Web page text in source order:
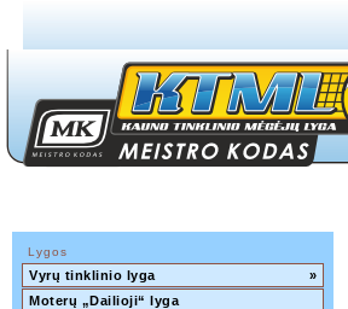
Lygos
Vyrų tinklinio lyga
»
Moterų „Dailioji“ lyga